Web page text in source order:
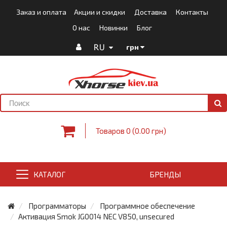
Заказ и оплата Акции и скидки Доставка
Контакты
О нас
Новинки Блог
RU грн
Товаров 0 (0.00 грн)
КАТАЛОГ БРЕНДЫ
Программаторы
Программное обеспечение
Активация Smok JG0014 NEC V850, unsecured